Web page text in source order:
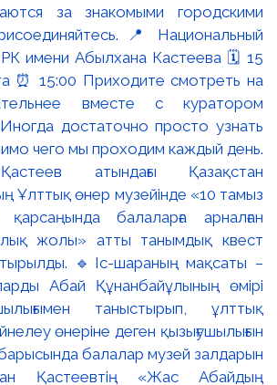
за знакомыми городскими
📍 Национальный
РК имени Абылхана Кастеева 🗓 15
⏰ 15:00 Приходите смотреть на
вместе с куратором
достаточно просто узнать
чего мы проходим каждый день.